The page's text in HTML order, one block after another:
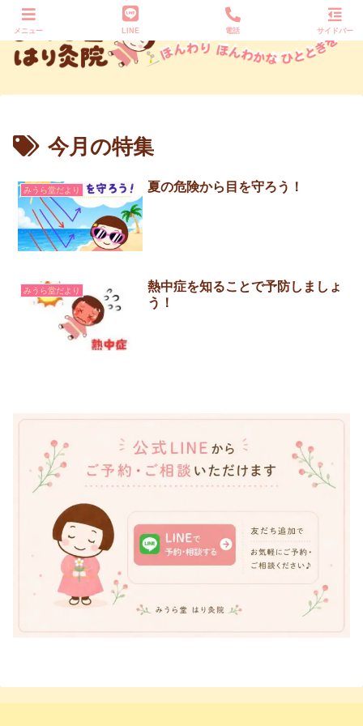
今月の特集
みうら堂だより 夏の危険から目を守ろう！
みうら堂だより
熱中症を知ることで予防しましょ
う！
メニュー LINE 電話 サイドバー